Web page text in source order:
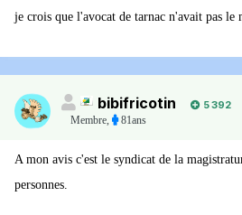
je crois que l'avocat de tarnac n'avait pas le
bibifricotin
5 392
Membre, 81ans
A mon avis c'est le syndicat de la
personnes.